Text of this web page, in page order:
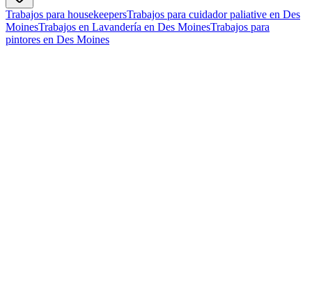
Trabajos para housekeepersTrabajos para cuidador paliative en Des
MoinesTrabajos en Lavandería en Des MoinesTrabajos para
pintores en Des Moines